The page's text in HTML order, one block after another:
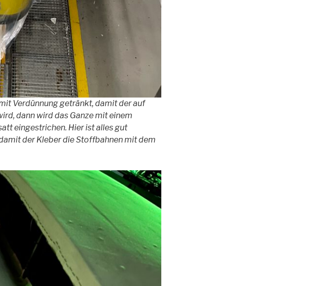
Verdünnung getränkt, damit der auf
dann wird das Ganze mit einem
eingestrichen. Hier ist alles gut
der Kleber die Stoffbahnen mit dem